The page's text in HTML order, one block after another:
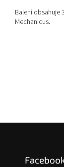
Balení obsahuje
Mechanicus.